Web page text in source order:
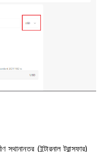
(ইন্টারনাল ট্রান্সফার)